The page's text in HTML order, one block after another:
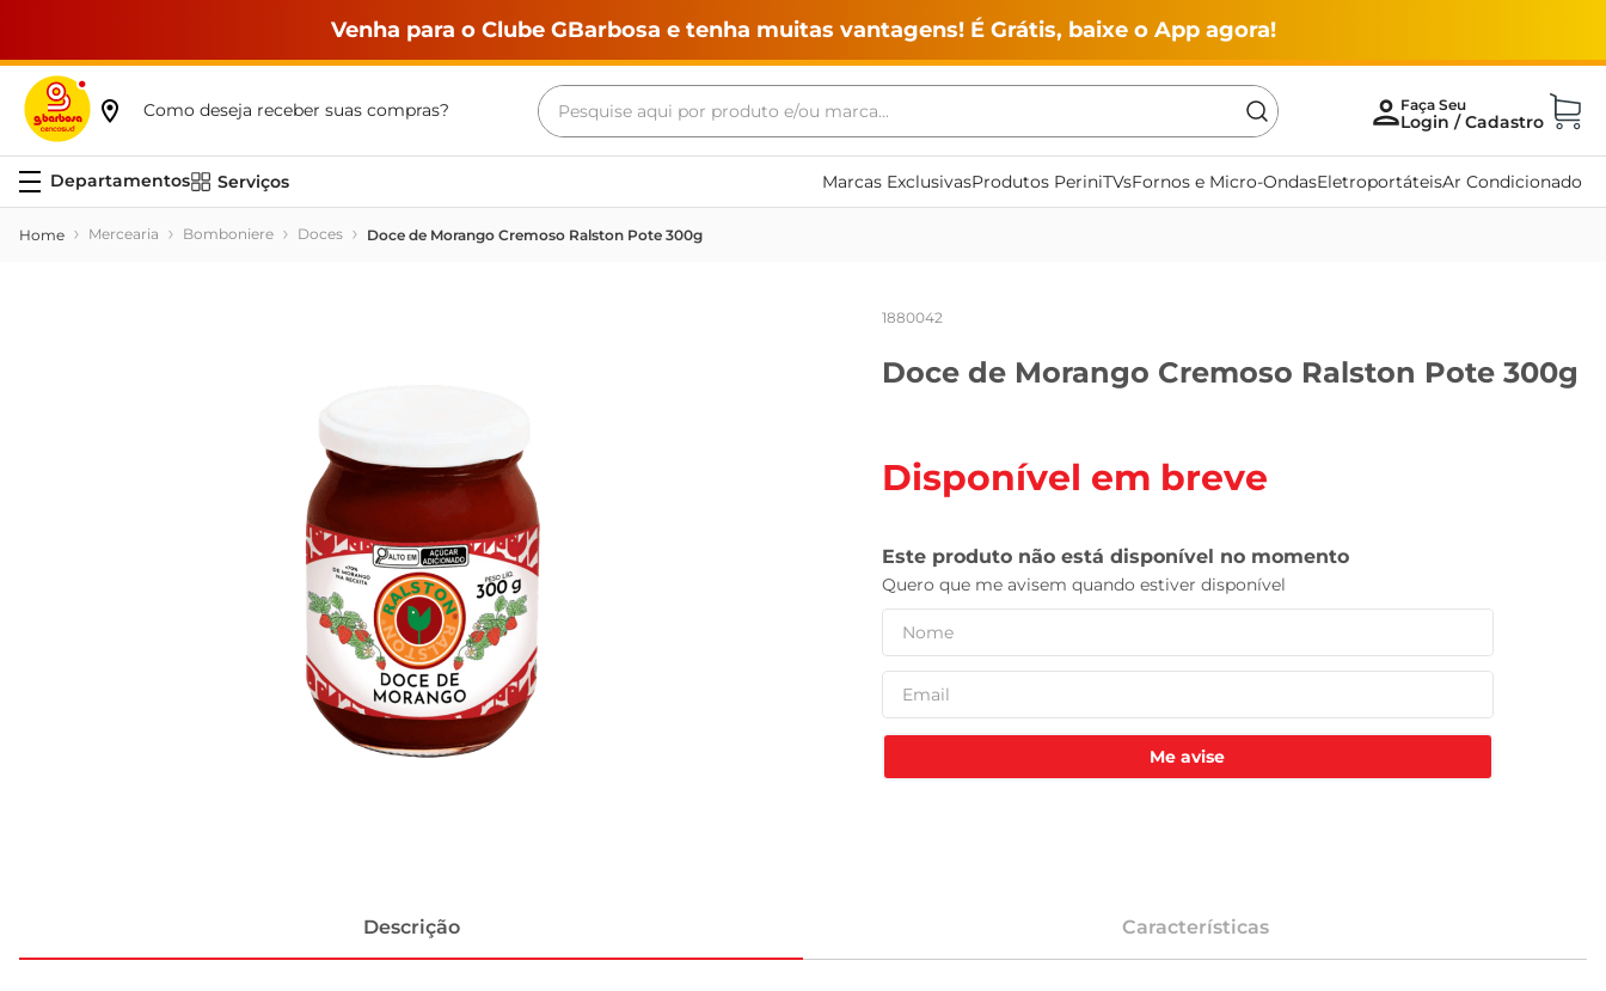
Venha para o Clube GBarbosa e tenha muitas vantagens! É Grátis, baixe o App agora!
Como deseja receber suas compras?
Pesquise aqui por produto e/ou marca...
Serviços Marcas ExclusivasProdutos PeriniTVsFornos e Micro-OndasEletroportáteisAr Condicionado
Mercearia Bomboniere Doces Doce de Morango Cremoso Ralston Pote 300g
1880042
Doce de Morango Cremoso Ralston Pote 300g
Disponível em breve
Me avise
Descrição Características
Termos mais buscados
maquina lavar